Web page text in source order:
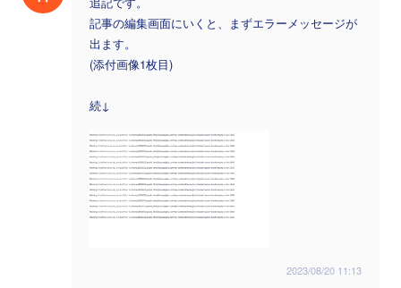
記事の編集画面にいくと、まずエラーメッセージが
出ます。
(添付画像1枚目)
続↓
2023/08/20 11:13